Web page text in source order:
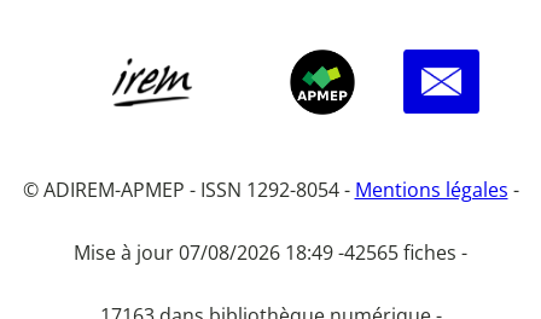
© ADIREM-APMEP - ISSN 1292-8054 - Mentions légales -
Mise à jour 07/08/2026 18:49 -42565 fiches -